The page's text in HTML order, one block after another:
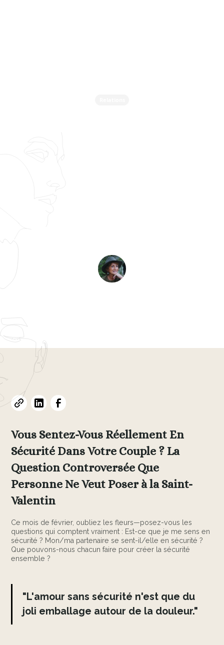
Dans Votre Couple ? La
Question Controversée
Poser à la Saint-Valentin
Vous Sentez-Vous Réellement En
Sécurité Dans Votre Couple ? La
Question Controversée Que
Personne Ne Veut Poser à la Saint-
Valentin
Ce mois de février, oubliez les fleurs—posez-vous les
questions qui comptent vraiment : Est-ce que je me sens en
sécurité ? Mon/ma partenaire se sent-il/elle en sécurité ?
Que pouvons-nous chacun faire pour créer la sécurité
ensemble ?
"L'amour sans sécurité n'est que du
joli emballage autour de la douleur."